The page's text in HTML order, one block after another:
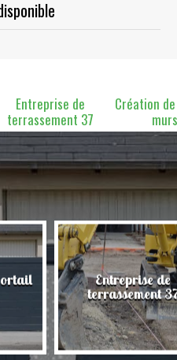
Entreprise de
terrassement 37
Création
Entreprise de
terrassement